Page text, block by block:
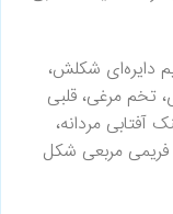
دایره‌ای شکلش،
تخم مرغی، قلبی
مردانه،
مربعی شکل